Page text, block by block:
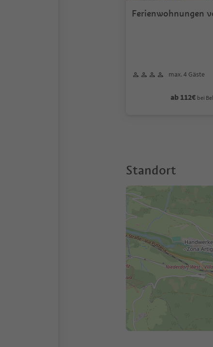
Ferienwohnungen
max. 4 Gäste
ab 112€ bei
Standort